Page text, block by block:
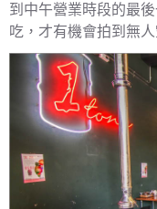
到中午營業時段的最
吃，才有機會拍到無人